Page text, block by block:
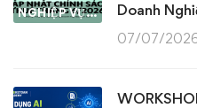
NGHIỆP VỤ KẾ TOÁN & THUẾ
Doanh
07/07/